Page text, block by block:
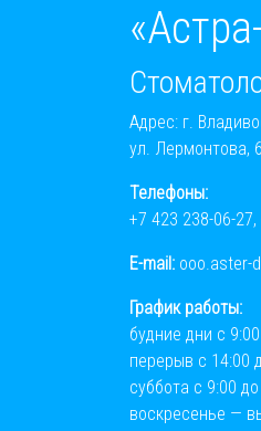
Адрес: г.
ул. Лермонтова,
Телефоны:
+7 423 238-06-27,
E-mail: ooo.aster-
График работы:
будние дни с
перерыв с 14:00
суббота с 9:00
воскресенье —